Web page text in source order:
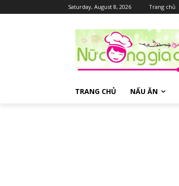
Saturday, August 8, 2026 Trang chủ
TRANG CHỦ NẤU ĂN